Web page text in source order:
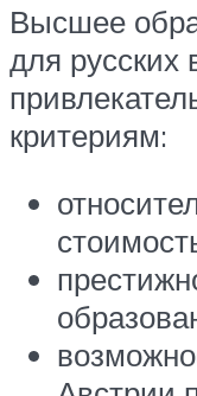
Высшее
для русских
критериям: